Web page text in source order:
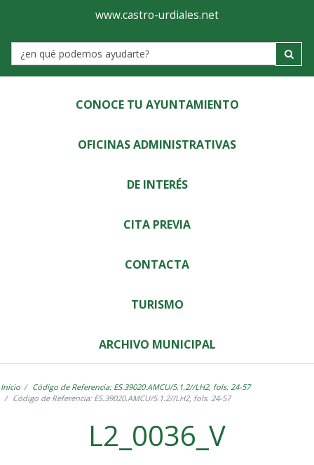
Ayuntamiento
de
Castro-
Urdiales
www.castro-urdiales.net
Label
CONOCE TU AYUNTAMIENTO
OFICINAS ADMINISTRATIVAS
DE INTERÉS
CITA PREVIA
CONTACTA
TURISMO
ARCHIVO MUNICIPAL
Inicio
Código de Referencia: ES.39020.AMCU/5.1.2//LH2, fols. 24-57
Código de Referencia: ES.39020.AMCU/5.1.2//LH2, fols. 24-57
L2_0036_V